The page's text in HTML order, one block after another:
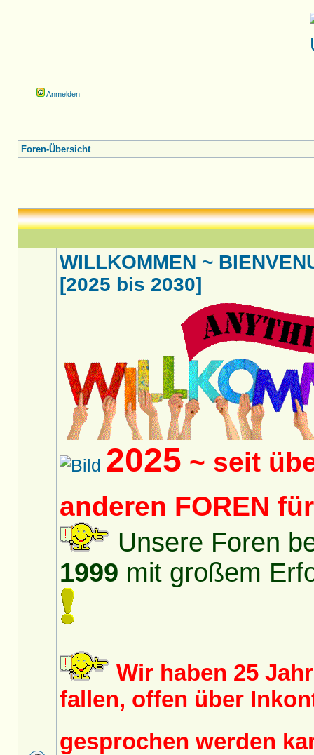
Anmelden
Foren-Übersicht
WILLKOMMEN ~
[2025 bis 2030]
2025 ~ seit
anderen FOREN
Unsere Foren
1999 mit großem
Wir haben 25
fallen, offen über
gesprochen werden